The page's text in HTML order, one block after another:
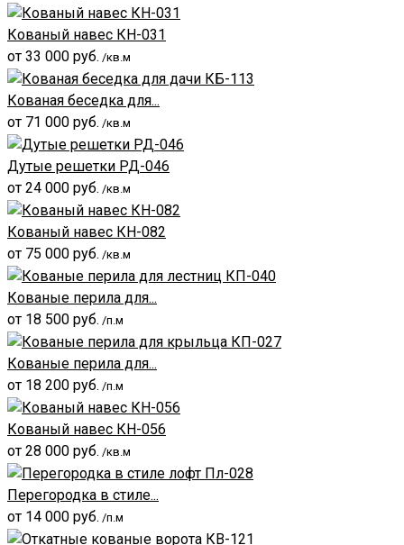
Кованый навес КН-031
от 33 000 руб. /кв.м
Кованая беседка для...
от 71 000 руб. /кв.м
Дутые решетки РД-046
от 24 000 руб. /кв.м
Кованый навес КН-082
от 75 000 руб. /кв.м
Кованые перила для...
от 18 500 руб. /п.м
Кованые перила для...
от 18 200 руб. /п.м
Кованый навес КН-056
от 28 000 руб. /кв.м
Перегородка в стиле...
от 14 000 руб. /п.м